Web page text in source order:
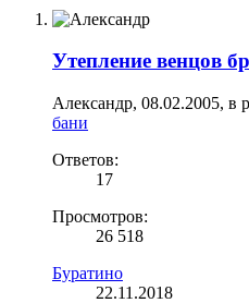
Утепление венцов
Александр, 08.02.2005, в
бани
Ответов:
17
Просмотров:
26 518
Буратино
22.11.2018